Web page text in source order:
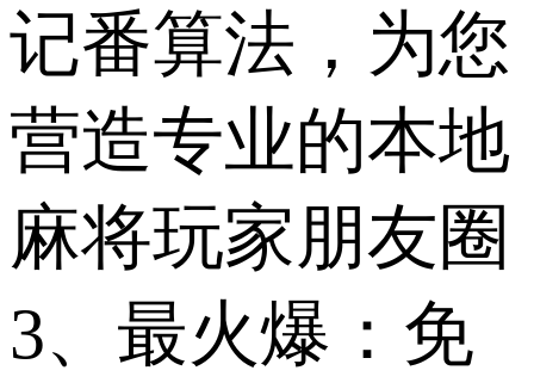
记番算法，为您
营造专业的本地
麻将玩家朋友圈
3、最火爆：免